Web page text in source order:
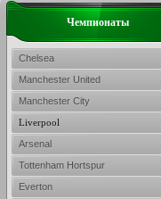
Чемпионаты
Chelsea
Manchester United
Manchester City
Liverpool
Arsenal
Tottenham Hortspur
Everton